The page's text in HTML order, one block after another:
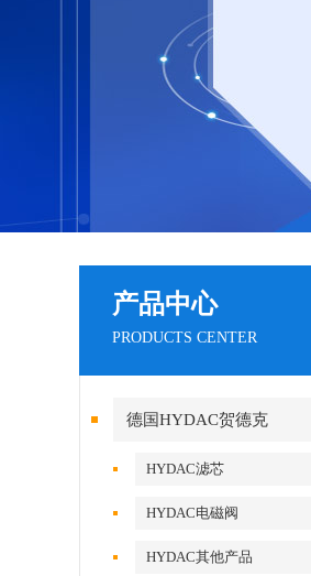
产品中心
PRODUCTS CENTER
德国HYDAC贺德克
HYDAC滤芯
HYDAC电磁阀
HYDAC其他产品